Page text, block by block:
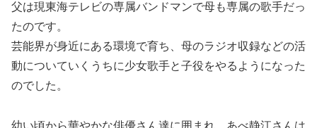
父は現東海テレビの専属バンドマンで母も専属の歌手だっ
たのです。
芸能界が身近にある環境で育ち、母のラジオ収録などの活
動についていくうちに少女歌手と子役をやるようになった
のでした。